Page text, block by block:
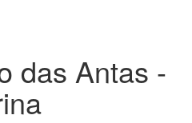
das Antas -